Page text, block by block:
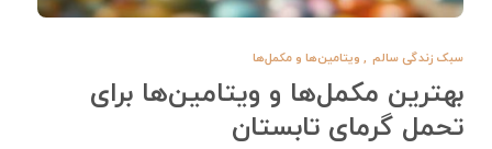
سبک زندگی سالم , ویتامین‌ها و مکمل‌ها
بهترین مکمل‌ها و ویتامین‌ها برای
تحمل گرمای تابستان